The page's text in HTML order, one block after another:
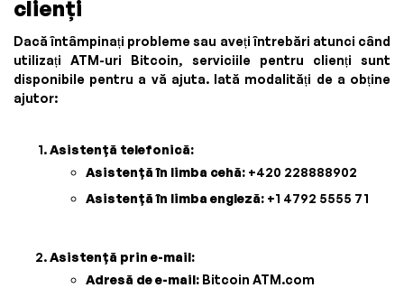
clienți
Dacă întâmpinați probleme sau aveți întrebări atunci când
utilizați ATM-uri Bitcoin, serviciile pentru clienți sunt
disponibile pentru a vă ajuta. Iată modalități de a obține
ajutor:
Asistență telefonică:
Asistență în limba cehă: +420 228888902
Asistență în limba engleză: +1 4792 5555 71
Asistență prin e-mail:
Adresă de e-mail: Bitcoin ATM.com